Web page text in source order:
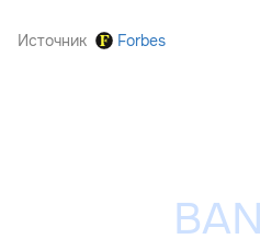
Источник Forbes